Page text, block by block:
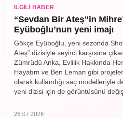
İLGILI HABER
“Sevdan Bir Ateş”in
Eyüboğlu’nun yeni imajı
Gökçe Eyüboğlu, yeni sezonda
Ateş” dizisiyle seyirci karşısına
Zümrüdü Anka, Evlilik Hakkında
Hayatım ve Ben Leman gibi
olarak kullandığı saç modelleriyle
yeni dizisi için de görüntüsünü
26.07.2026